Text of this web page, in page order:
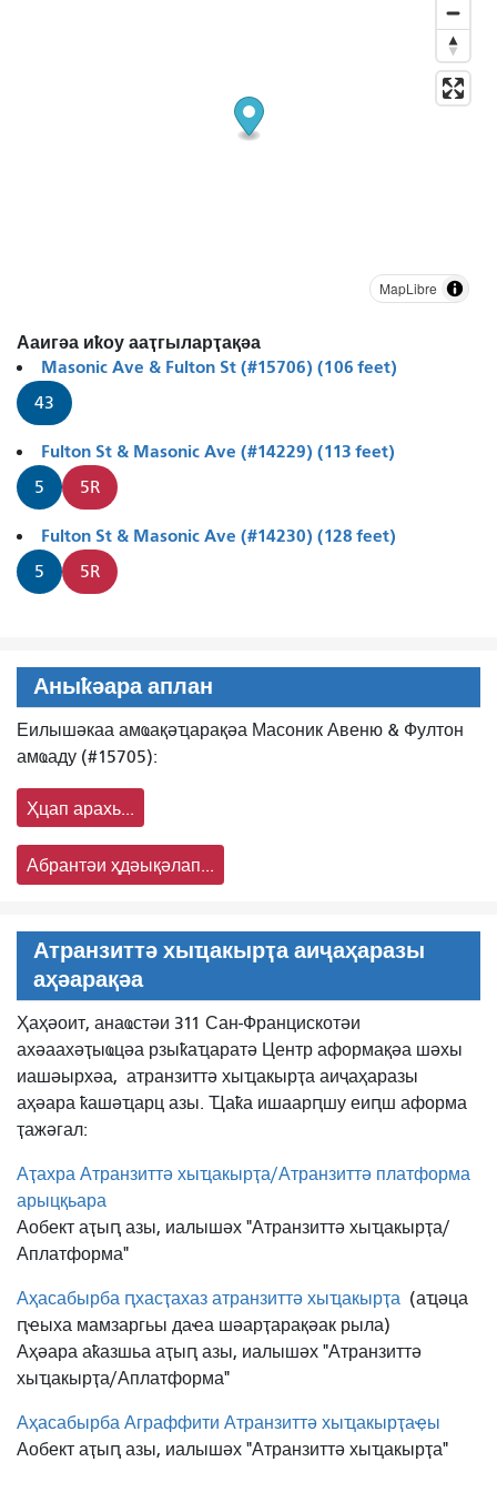
MapLibre
Ааигәа иҟоу ааҭгыларҭақәа
Masonic Ave & Fulton St (#15706) (106 feet)
43
Fulton St & Masonic Ave (#14229) (113 feet)
5 5R
Fulton St & Masonic Ave (#14230) (128 feet)
5 5R
Аныҟәара аплан
Еилышәкаа амҩақәҵарақәа Масоник Авеню & Фултон
амҩаду (#15705):
Ҳцап арахь...
Абрантәи ҳдәықәлап...
Атранзиттә хыҵакырҭа аиҷаҳаразы
аҳәарақәа
Ҳаҳәоит, анаҩстәи 311 Сан-Францискотәи
ахәаахәҭыҩцәа рзыҟаҵаратә Центр аформақәа шәхы
иашәырхәа, атранзиттә хыҵакырҭа аиҷаҳаразы
аҳәара ҟашәҵарц азы. Ҵаҟа ишаарԥшу еиԥш аформа
ҭажәгал:
Аҭахра Атранзиттә хыҵакырҭа/Атранзиттә платформа
арыцқьара
Аобект аҭыԥ азы, иалышәх "Атранзиттә хыҵакырҭа/
Аплатформа"
Аҳасабырба ԥхасҭахаз атранзиттә хыҵакырҭа (аҵәца
ԥҽыха мамзаргьы даҽа шәарҭарақәак рыла)
Аҳәара аҟазшьа аҭыԥ азы, иалышәх "Атранзиттә
хыҵакырҭа/Аплатформа"
Аҳасабырба Аграффити Атранзиттә хыҵакырҭаҿы
Аобект аҭыԥ азы, иалышәх "Атранзиттә хыҵакырҭа"